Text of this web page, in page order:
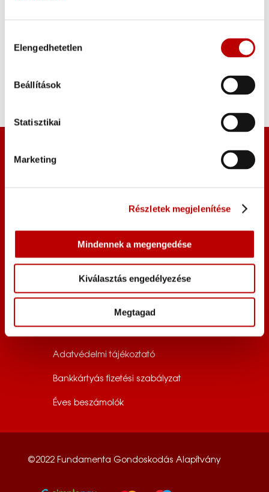
kiválasztása
Elengedhetetlen
Beállítások
Statisztikai
Marketing
Részletek megjelenítése
Mindennek a megengedése
Kiválasztás engedélyezése
Megtagad
Kapcsolat
alapitvany@fundamenta.hu
Dokumentumok
Adatvédelmi tájékoztató
Bankkártyás fizetési szabályzat
Éves beszámolók
©2022 Fundamenta Gondoskodás Alapítvány